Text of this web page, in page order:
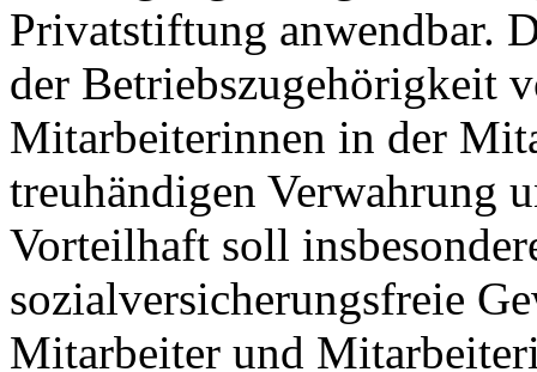
Privatstiftung anwendbar.
der Betriebszugehörigkeit
Mitarbeiterinnen in der
treuhändigen Verwahrung
Vorteilhaft soll
sozialversicherungsfreie
Mitarbeiter und